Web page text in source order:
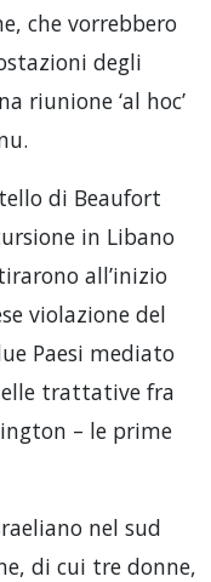
che vorrebbero
degli
riunione ‘al hoc’
di Beaufort
in Libano
all’inizio
violazione del
Paesi mediato
trattative fra
– le prime
nel sud
di cui tre donne,